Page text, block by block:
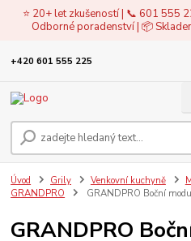
⭐ 20+ let zkušeností | 📞 601 555
Odborné poradenství | 📦
+420 601 555 225
Úvod Grily Venkovní kuchyně
GRANDPRO
GRANDPRO Boční
GRANDPRO